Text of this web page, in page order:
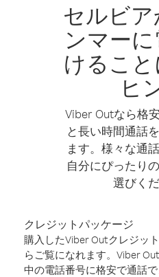
セルビ
ンマー
けるこ
ヒ
Viber Outなら格
と長い時間通話
ます。様々な通
自分にぴったり
選びくだ
クレジットパッケージ
購入したViber Outクレジッ
らご覧になれます。Viber
中の電話番号に格安で通話で